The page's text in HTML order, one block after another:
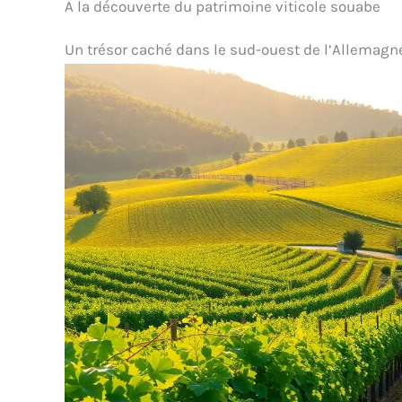
À la découverte du patrimoine viticole souabe
Un trésor caché dans le sud-ouest de